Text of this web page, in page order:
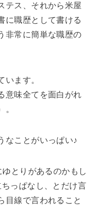
テス、それから米屋
に職歴として書ける
非常に簡単な職歴の
います。
意味全てを面白がれ
なことがいっぱい♪
とりがあるのかもし
っぱなし、とだけ言
目線で言われること